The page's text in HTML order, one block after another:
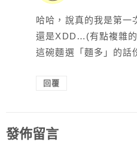
哈哈，說真的我是第一
還是XDD…(有點複雜
這碗麵選「麵多」的話
回覆
發佈留言